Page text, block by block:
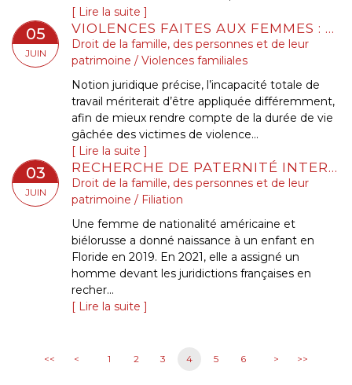
Lire la suite
VIOLENCES FAITES AUX FEMMES : FAUT-IL RÉFORMER L’INCAPACITÉ TOTALE DE TRAVAIL, OU PLUTÔT L’UTILISER CORRECTEMENT ?
05
JUIN
Droit de la famille, des personnes et de leur
patrimoine / Violences familiales
Notion juridique précise, l’incapacité totale de
travail mériterait d’être appliquée différemment,
afin de mieux rendre compte de la durée de vie
gâchée des victimes de violence...
Lire la suite
RECHERCHE DE PATERNITÉ INTERNATIONALE : CASSATION DE L’ARRÊT APPLIQUANT LA LOI DE FLORIDE
03
JUIN
Droit de la famille, des personnes et de leur
patrimoine / Filiation
Une femme de nationalité américaine et
biélorusse a donné naissance à un enfant en
Floride en 2019. En 2021, elle a assigné un
homme devant les juridictions françaises en
recher...
Lire la suite
<< < 1 2 3 4 5 6 > >>